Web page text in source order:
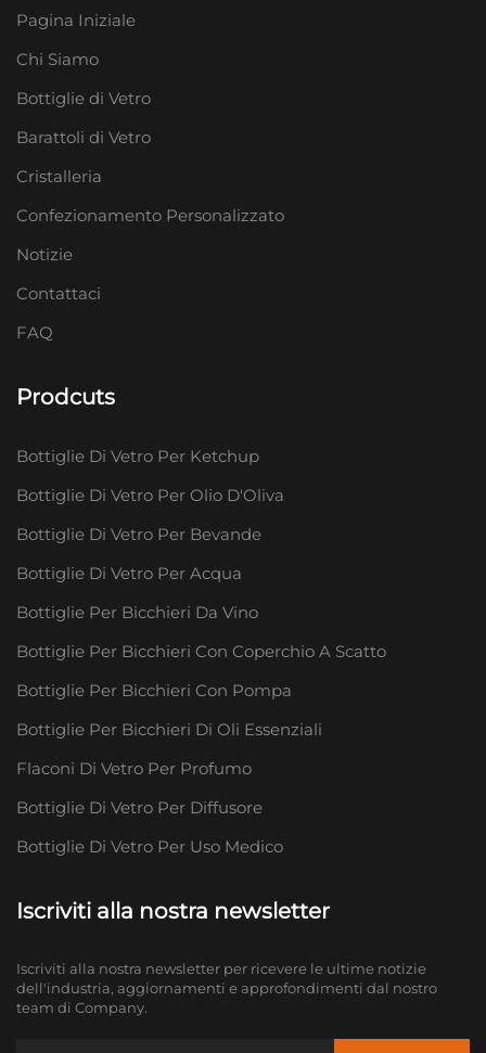
Pagina Iniziale
Chi Siamo
Bottiglie di Vetro
Barattoli di Vetro
Cristalleria
Confezionamento Personalizzato
Notizie
Contattaci
FAQ
Prodcuts
Bottiglie Di Vetro Per Ketchup
Bottiglie Di Vetro Per Olio D'Oliva
Bottiglie Di Vetro Per Bevande
Bottiglie Di Vetro Per Acqua
Bottiglie Per Bicchieri Da Vino
Bottiglie Per Bicchieri Con Coperchio A Scatto
Bottiglie Per Bicchieri Con Pompa
Bottiglie Per Bicchieri Di Oli Essenziali
Flaconi Di Vetro Per Profumo
Bottiglie Di Vetro Per Diffusore
Bottiglie Di Vetro Per Uso Medico
Iscriviti alla nostra newsletter
Iscriviti alla nostra newsletter per ricevere le ultime notizie
dell'industria, aggiornamenti e approfondimenti dal nostro
team di Company.